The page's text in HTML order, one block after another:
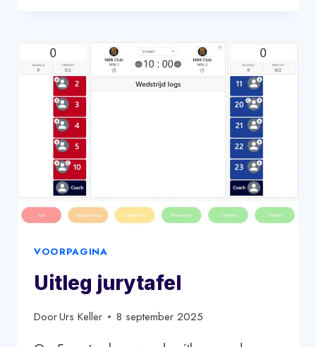
VOORPAGINA
Uitleg jurytafel
DoorUrs Keller 8 september 2025